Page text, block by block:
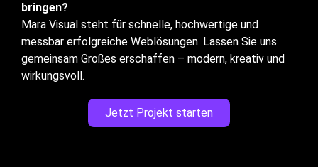
bringen?
Mara Visual steht für schnelle, hochwertige und
messbar erfolgreiche Weblösungen. Lassen Sie uns
gemeinsam Großes erschaffen – modern, kreativ und
wirkungsvoll.
Jetzt Projekt starten